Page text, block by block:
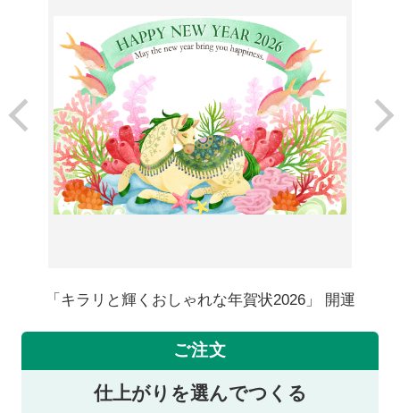
「キラリと輝くおしゃれな年賀状2026」 開運
ご注文
仕上がりを選んでつくる